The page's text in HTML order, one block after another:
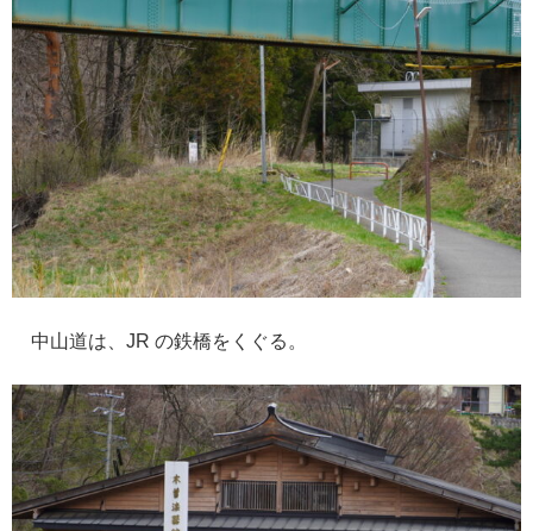
中山道は、JR の鉄橋をくぐる。